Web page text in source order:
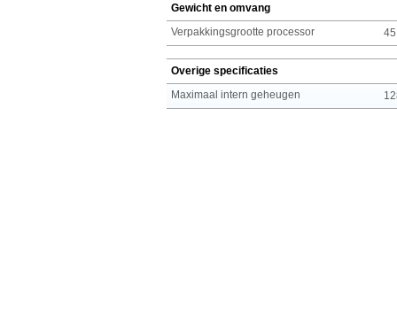
Gewicht en omvang
Verpakkingsgrootte processor
Overige specificaties
Maximaal intern geheugen